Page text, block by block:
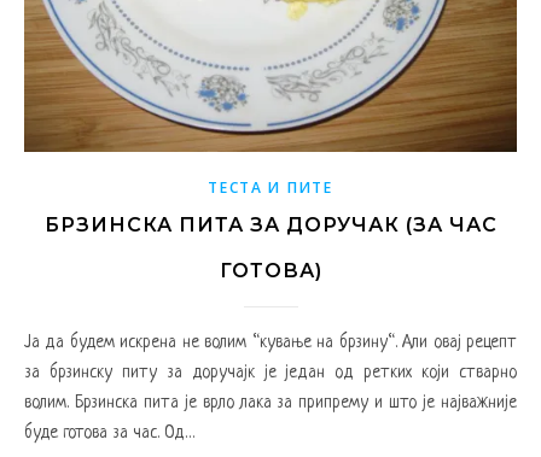
ТЕСТА И ПИТЕ
БРЗИНСКА ПИТА ЗА ДОРУЧАК (ЗА ЧАС
ГОТОВА)
Ја да будем искрена не волим “кување на брзину“. Али овај рецепт
за брзинску питу за доручајк је један од ретких који стварно
волим. Брзинска пита је врло лака за припрему и што је најважније
буде готова за час. Од…